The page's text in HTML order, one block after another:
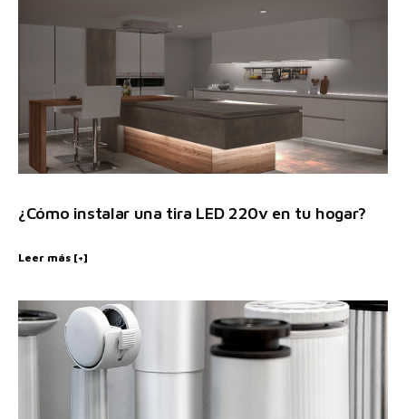
¿Cómo instalar una tira LED 220v en tu hogar?
Leer más [+]